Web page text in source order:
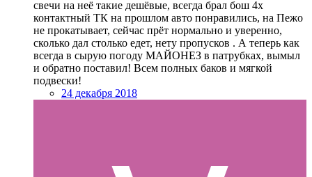
свечи на неё такие дешёвые, всегда брал бош 4х
контактный ТК на прошлом авто понравились, на Пежо
не прокатывает, сейчас прёт нормально и уверенно,
сколько дал столько едет, нету пропусков . А теперь как
всегда в сырую погоду МАЙОНЕЗ в патрубках, вымыл
и обратно поставил! Всем полных баков и мягкой
подвески!
24 декабря 2018